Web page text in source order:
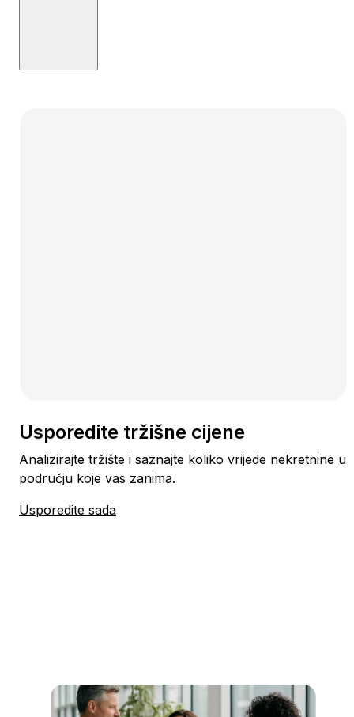
Usporedite tržišne cijene
Analizirajte tržište i saznajte koliko vrijede nekretnine u
području koje vas zanima.
Usporedite sada